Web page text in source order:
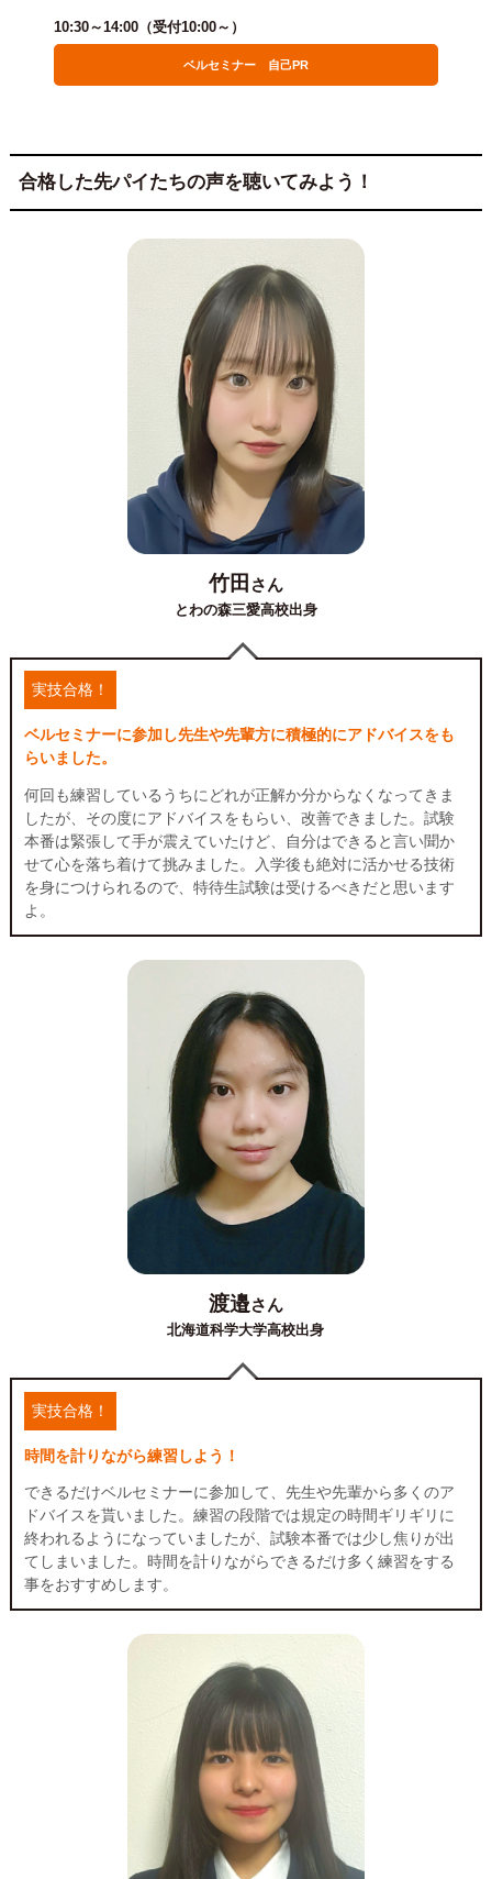
10:30～14:00（受付10:00～）
ベルセミナー 自己PR
合格した先パイたちの声を聴いてみよう！
竹田 さん
とわの森三愛高校出身
実技合格！
ベルセミナーに参加し先生や先輩方に積極的にアドバイスをも
らいました。
何回も練習しているうちにどれが正解か分からなくなってきま
したが、その度にアドバイスをもらい、改善できました。試験
本番は緊張して手が震えていたけど、自分はできると言い聞か
せて心を落ち着けて挑みました。入学後も絶対に活かせる技術
を身につけられるので、特待生試験は受けるべきだと思います
よ。
渡邉さん
北海道科学大学高校出身
実技合格！
時間を計りながら練習しよう！
できるだけベルセミナーに参加して、先生や先輩から多くのア
ドバイスを貰いました。練習の段階では規定の時間ギリギリに
終われるようになっていましたが、試験本番では少し焦りが出
てしまいました。時間を計りながらできるだけ多く練習をする
事をおすすめします。